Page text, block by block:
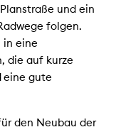
und ein
folgen.
in eine
die auf kurze
eine gute
den Neubau der